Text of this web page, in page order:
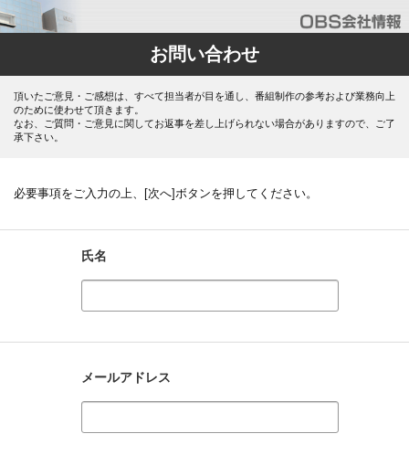
お問い合わせ
頂いたご意見・ご感想は、すべて担当者が目を通し、番組制作の参考および業務向上
のために使わせて頂きます。
なお、ご質問・ご意見に関してお返事を差し上げられない場合がありますので、ご了
承下さい。
必要事項をご入力の上、[次へ]ボタンを押してください。
氏名
メールアドレス